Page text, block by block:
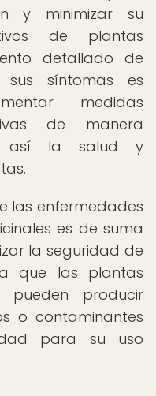
y minimizar su
de plantas
detallado de
sus síntomas es
medidas
de manera
así la salud y
las enfermedades
es de suma
la seguridad de
que las plantas
producir
o contaminantes
para su uso